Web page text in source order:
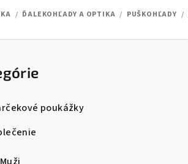
/ ĎALEKOHĽADY A OPTIKA / PUŠKOHĽADY /
poukážky